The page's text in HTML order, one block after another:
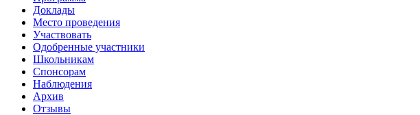
Доклады
Место проведения
Участвовать
Одобренные участники
Школьникам
Спонсорам
Наблюдения
Архив
Отзывы